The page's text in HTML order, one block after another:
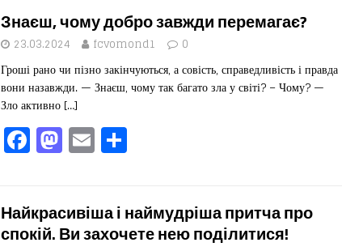
e
b
o
o
k
o
d
o
n
l ит
ис
я
Знаєш, чому добро завжди перемагає?
23.03.2024 fcvomond1 0
Гроші рано чи пізно закінчуються, а совість, справедливість і правда
вони назавжди. — Знаєш, чому так багато зла у світі? – Чому? —
Зло активно […]
F
a
e
M
a
o
E
m
l ит
Найкрасивіша і наймудріша притча про
спокій. Ви захочете нею поділитися!